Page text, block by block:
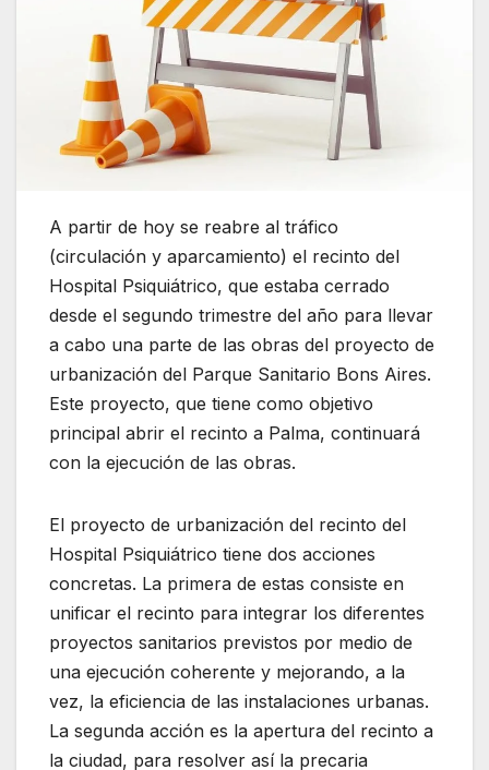
A partir de hoy se reabre al tráfico
(circulación y aparcamiento) el recinto del
Hospital Psiquiátrico, que estaba cerrado
desde el segundo trimestre del año para llevar
a cabo una parte de las obras del proyecto de
urbanización del Parque Sanitario Bons Aires.
Este proyecto, que tiene como objetivo
principal abrir el recinto a Palma, continuará
con la ejecución de las obras.
El proyecto de urbanización del recinto del
Hospital Psiquiátrico tiene dos acciones
concretas. La primera de estas consiste en
unificar el recinto para integrar los diferentes
proyectos sanitarios previstos por medio de
una ejecución coherente y mejorando, a la
vez, la eficiencia de las instalaciones urbanas.
La segunda acción es la apertura del recinto a
la ciudad, para resolver así la precaria